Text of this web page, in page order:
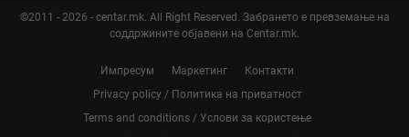
©2011 - 2026 - centar.mk. All Right Reserved. Забрането е превземање на
соддржините објавени на Centar.mk.
Импресум Маркетинг
Контакти
Privacy policy / Политика на приватност
Terms and conditions / Услови за користење